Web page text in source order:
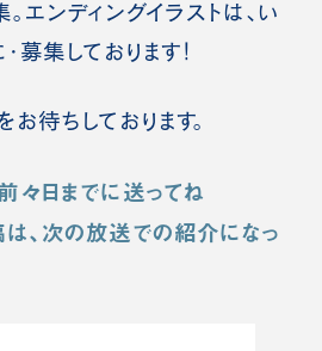
エンディングイラストは、い
募集しております！
待ちしております。
々日までに送ってね
、次の放送での紹介になっ